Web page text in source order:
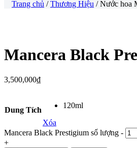
Trang chủ /Thương Hiệu / Nước hoa
Mancera Black
3,500,000₫
Dung Tích
120ml
Xóa
Mancera Black Prestigium số lượng -
+